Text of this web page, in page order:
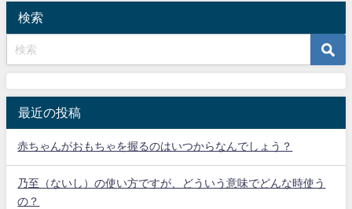
検索
最近の投稿
赤ちゃんがおもちゃを握るのはいつからなんでしょう？
乃至（ないし）の使い方ですが、どういう意味でどんな時使う
の？